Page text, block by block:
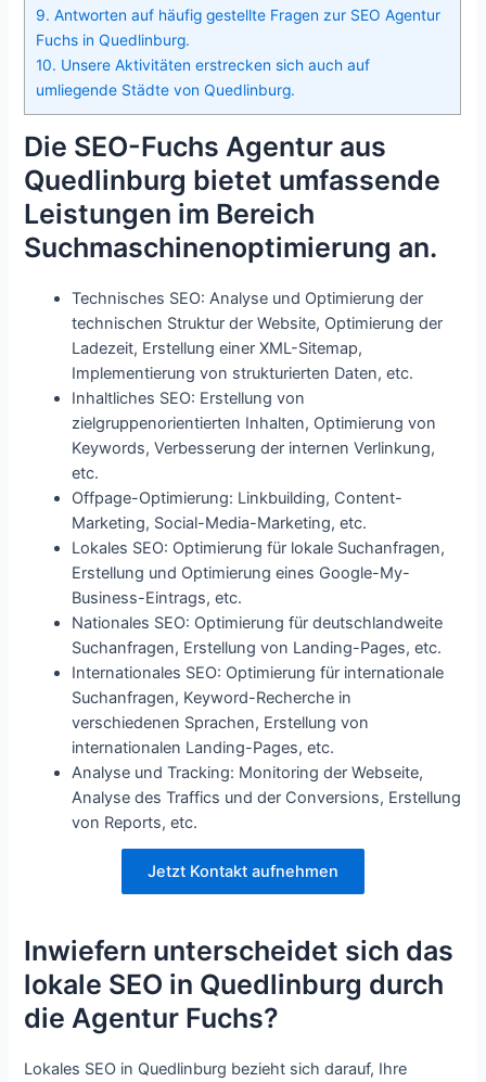
9. Antworten auf häufig gestellte Fragen zur SEO Agentur
Fuchs in Quedlinburg.
10. Unsere Aktivitäten erstrecken sich auch auf
umliegende Städte von Quedlinburg.
Die SEO-Fuchs Agentur aus
Quedlinburg bietet umfassende
Leistungen im Bereich
Suchmaschinenoptimierung an.
Technisches SEO: Analyse und Optimierung der
technischen Struktur der Website, Optimierung der
Ladezeit, Erstellung einer XML-Sitemap,
Implementierung von strukturierten Daten, etc.
Inhaltliches SEO: Erstellung von
zielgruppenorientierten Inhalten, Optimierung von
Keywords, Verbesserung der internen Verlinkung,
etc.
Offpage-Optimierung: Linkbuilding, Content-
Marketing, Social-Media-Marketing, etc.
Lokales SEO: Optimierung für lokale Suchanfragen,
Erstellung und Optimierung eines Google-My-
Business-Eintrags, etc.
Nationales SEO: Optimierung für deutschlandweite
Suchanfragen, Erstellung von Landing-Pages, etc.
Internationales SEO: Optimierung für internationale
Suchanfragen, Keyword-Recherche in
verschiedenen Sprachen, Erstellung von
internationalen Landing-Pages, etc.
Analyse und Tracking: Monitoring der Webseite,
Analyse des Traffics und der Conversions, Erstellung
von Reports, etc.
Jetzt Kontakt aufnehmen
Inwiefern unterscheidet sich das
lokale SEO in Quedlinburg durch
die Agentur Fuchs?
Lokales SEO in Quedlinburg bezieht sich darauf, Ihre